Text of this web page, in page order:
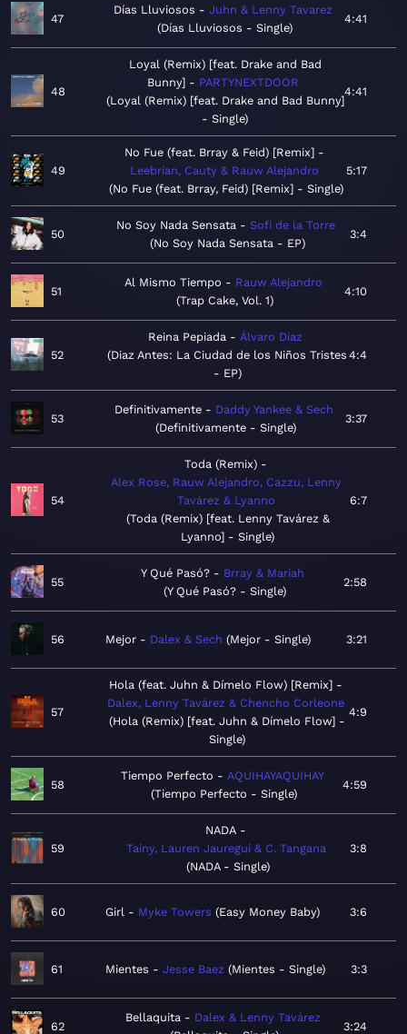
47
Días Lluviosos
Juhn & Lenny Tavarez
Días Lluviosos - Single
4:41
48
Loyal (Remix) [feat. Drake and Bad
Bunny]
PARTYNEXTDOOR
Loyal (Remix) [feat. Drake and Bad Bunny]
- Single
4:41
49
No Fue (feat. Brray & Feid) [Remix]
Leebrian, Cauty & Rauw Alejandro
No Fue (feat. Brray, Feid) [Remix] - Single
5:17
50
No Soy Nada Sensata
Sofi de la Torre
No Soy Nada Sensata - EP
3:4
51
Al Mismo Tiempo
Rauw Alejandro
Trap Cake, Vol. 1
4:10
52
Reina Pepiada
Álvaro Díaz
Diaz Antes: La Ciudad de los Niños Tristes
- EP
4:4
53
Definitivamente
Daddy Yankee & Sech
Definitivamente - Single
3:37
54
Toda (Remix)
Alex Rose, Rauw Alejandro, Cazzu, Lenny
Tavárez & Lyanno
Toda (Remix) [feat. Lenny Tavárez &
Lyanno] - Single
6:7
55
Y Qué Pasó?
Brray & Mariah
Y Qué Pasó? - Single
2:58
56 Mejor Dalex & Sech Mejor - Single 3:21
57
Hola (feat. Juhn & Dímelo Flow) [Remix]
Dalex, Lenny Tavárez & Chencho Corleone
Hola (Remix) [feat. Juhn & Dímelo Flow] -
Single
4:9
58
Tiempo Perfecto
AQUIHAYAQUIHAY
Tiempo Perfecto - Single
4:59
59
NADA
Tainy, Lauren Jauregui & C. Tangana
NADA - Single
3:8
60 Girl Myke Towers Easy Money Baby 3:6
61 Mientes Jesse Baez Mientes - Single 3:3
62
Bellaquita
Dalex & Lenny Tavárez
3:24